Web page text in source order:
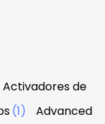
Activadores de
(1)
Advanced